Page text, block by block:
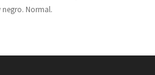
Normal.